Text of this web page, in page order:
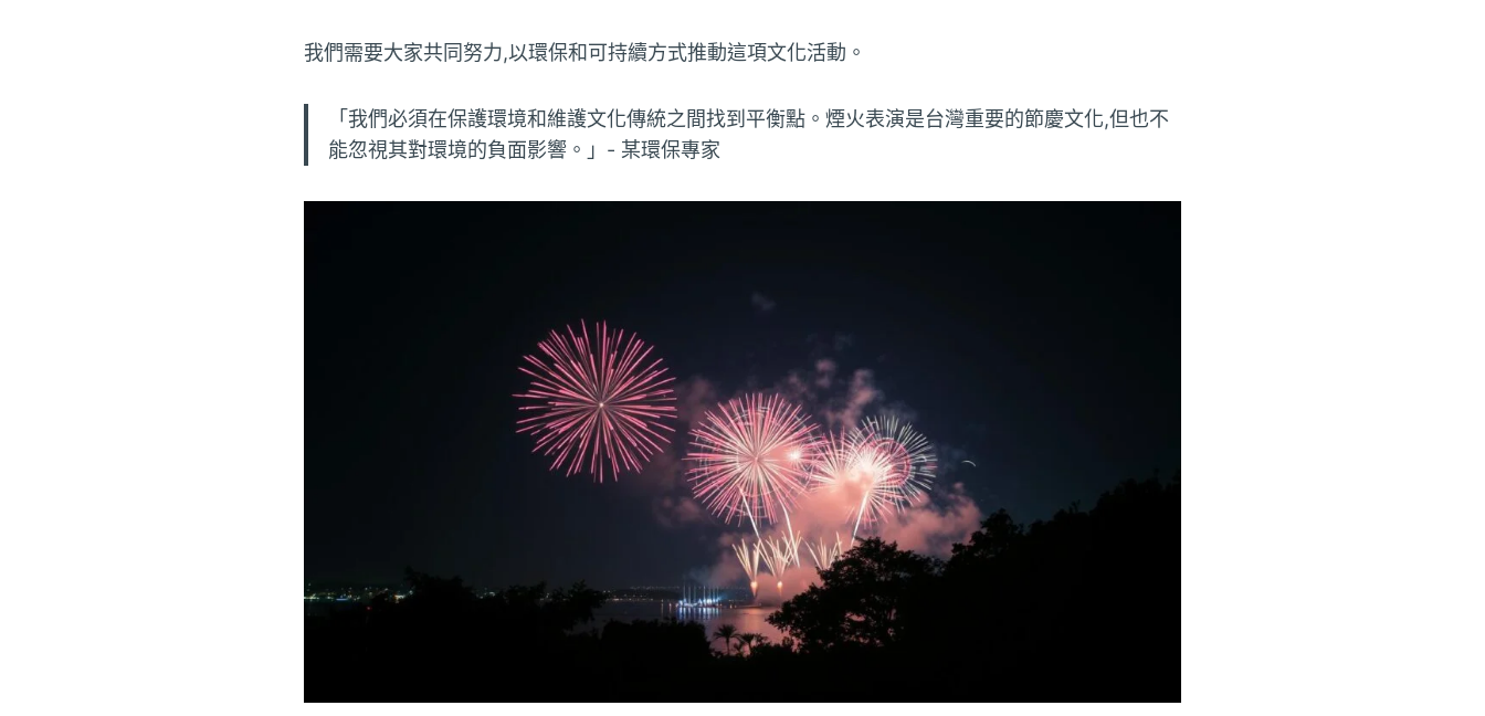
我們需要大家共同努力,以環保和可持續方式推動這項文化活動。
「我們必須在保護環境和維護文化傳統之間找到平衡點。煙火表演是台灣重要的節慶文化,但也不
能忽視其對環境的負面影響。」- 某環保專家